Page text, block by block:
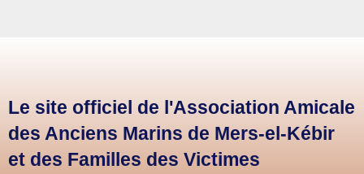
Le site officiel de l'Association Amicale
des Anciens Marins de Mers-el-Kébir
et des Familles des Victimes